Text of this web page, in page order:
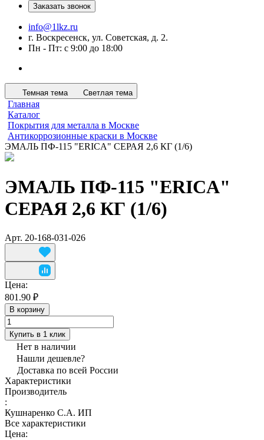
Заказать звонок
info@1lkz.ru
г. Воскресенск, ул. Советская, д. 2.
Пн - Пт: с 9:00 до 18:00
Темная тема Светлая тема
Главная
Каталог
Покрытия для металла в Москве
Антикоррозионные краски в Москве
ЭМАЛЬ ПФ-115 "ERICA" СЕРАЯ 2,6 КГ (1/6)
ЭМАЛЬ ПФ-115 "ERICA"
СЕРАЯ 2,6 КГ (1/6)
Арт. 20-168-031-026
Цена:
801.90 ₽
В корзину
Купить в 1 клик
Нет в наличии
Нашли дешевле?
Доставка по всей России
Характеристики
Производитель
:
Кушнаренко С.А. ИП
Все характеристики
Цена: